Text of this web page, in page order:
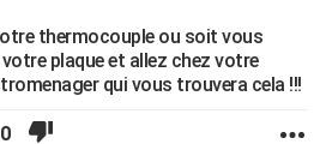
thermocouple ou soit vous
plaque et allez chez votre
qui vous trouvera cela !!!
0